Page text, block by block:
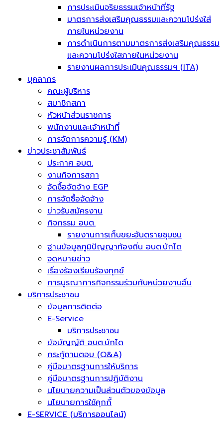
การประเมินจริยธรรมเจ้าหน้าที่รัฐ
มาตรการส่งเสริมคุณธรรมและความโปร่งใส่
ภายในหน่วยงาน
การดำเนินการตามมาตรการส่งเสริมคุณธรรม
และความโปร่งใสภายในหน่วยงาน
รายงานผลการประเมินคุณธรรมฯ (ITA)
บุคลากร
คณะผู้บริหาร
สมาชิกสภา
หัวหน้าส่วนราชการ
พนักงานและเจ้าหน้าที่
การจัดการความรู้ (KM)
ข่าวประชาสัมพันธ์
ประกาศ อบต.
งานกิจการสภา
จัดซื้อจัดจ้าง EGP
การจัดซื้อจัดจ้าง
ข่าวรับสมัครงาน
กิจกรรม อบต.
รายงานการเก็บขยะอันตรายชุมชน
ฐานข้อมูลภูมิปัญญาท้องถิ่น อบต.บักได
จดหมายข่าว
เรื่องร้องเรียนร้องทุกข์
การบูรณาการกิจกรรมร่วมกับหน่วยงานอื่น
บริการประชาชน
ข้อมูลการติดต่อ
E-Service
บริการประชาชน
ข้อบัญญัติ อบต.บักได
กระทู้ถามตอบ (Q&A)
คู่มือมาตรฐานการให้บริการ
คู่มือมาตรฐานการปฏิบัติงาน
นโยบายความเป็นส่วนตัวของข้อมูล
นโยบายการใช้คุกกี้
E-SERVICE (บริการออนไลน์)